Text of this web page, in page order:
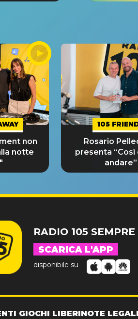
non
notte
105
Rosario
presenta “Così
andare”
RADIO 105 SEMPRE
SCARICA L'APP
disponibile su
GIOCHI LIBERINOTE LEGALI